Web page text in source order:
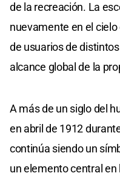
de la recreación. La
nuevamente en el
de usuarios de
alcance global de la
A más de un siglo del
en abril de 1912
continúa siendo un
un elemento central en